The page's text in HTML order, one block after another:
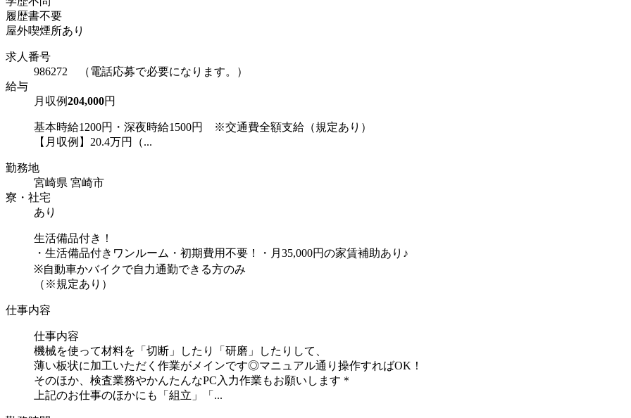
履歴書不要
屋外喫煙所あり
求人番号
986272 （電話応募で必要になります。）
給与
月収例204,000円
基本時給1200円・深夜時給1500円 ※交通費全額支給（規定あり）
【月収例】20.4万円（...
勤務地
宮崎県 宮崎市
寮・社宅
あり
生活備品付き！
・生活備品付きワンルーム・初期費用不要！・月35,000円の家賃補助あり♪
※自動車かバイクで自力通勤できる方のみ
（※規定あり）
仕事内容
仕事内容
機械を使って材料を「切断」したり「研磨」したりして、
薄い板状に加工いただく作業がメインです◎マニュアル通り操作すればOK！
そのほか、検査業務やかんたんなPC入力作業もお願いします＊
上記のお仕事のほかにも「組立」「...